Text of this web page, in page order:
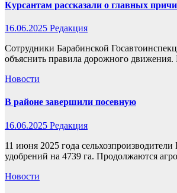
Курсантам рассказали о главных
16.06.2025 Редакция
Сотрудники Барабинской
объяснить правила дорожного
Новости
В районе завершили посевную
16.06.2025 Редакция
11 июня 2025 года
удобрений на 4739 га. Продолжаются
Новости